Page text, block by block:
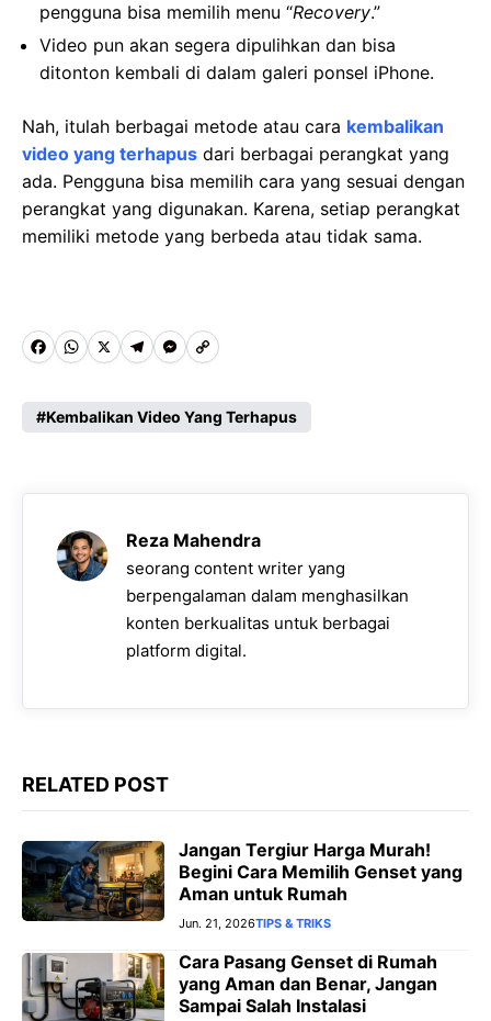
pengguna bisa memilih menu “Recovery.”
Video pun akan segera dipulihkan dan bisa
ditonton kembali di dalam galeri ponsel iPhone.
Nah, itulah berbagai metode atau cara kembalikan
video yang terhapus dari berbagai perangkat yang
ada. Pengguna bisa memilih cara yang sesuai dengan
perangkat yang digunakan. Karena, setiap perangkat
memiliki metode yang berbeda atau tidak sama.
F
c
b
W
a
s
A
p
X T
l
g
r
a
m
M
s
e
n
g
e
r
C
p
L
i
n
k
Kembalikan Video Yang Terhapus
Reza Mahendra
seorang content writer yang
berpengalaman dalam menghasilkan
konten berkualitas untuk berbagai
platform digital.
RELATED POST
Jangan Tergiur Harga Murah!
Begini Cara Memilih Genset yang
Aman untuk Rumah
Jun. 21, 2026TIPS & TRIKS
Cara Pasang Genset di Rumah
yang Aman dan Benar, Jangan
Sampai Salah Instalasi